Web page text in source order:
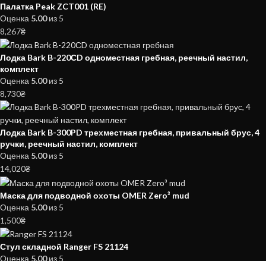
Палатка Peak ZCT001 (RE)
Оценка 5.00из 5
8,267₴
Лодка Bark B-220СD одноместная гребная, реечный настил,
комплект
Оценка 5.00из 5
8,730₴
Лодка Bark B-300PD трехместная гребная, привальный брус, 4
ручки, реечный настил, комплект
Оценка 5.00из 5
14,020₴
Маска для подводной охоты OMER Zero³ mud
Оценка 5.00из 5
1,500₴
Стул складной Ranger FS 21124
Оценка 5.00из 5